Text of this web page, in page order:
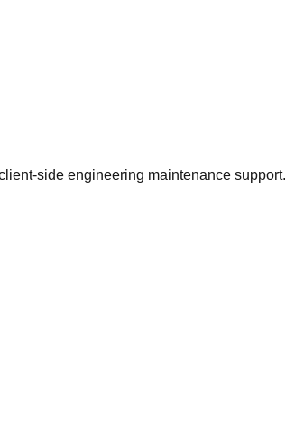
side engineering maintenance support.